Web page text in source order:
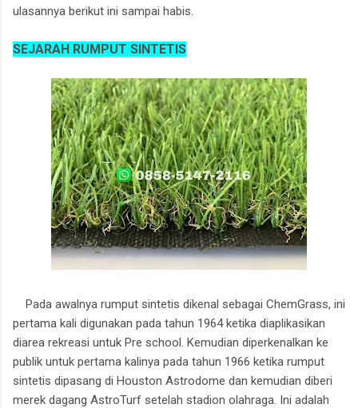
ulasannya berikut ini sampai habis.
SEJARAH RUMPUT SINTETIS
Pada awalnya rumput sintetis dikenal sebagai ChemGrass, ini
pertama kali digunakan pada tahun 1964 ketika diaplikasikan
diarea rekreasi untuk Pre school. Kemudian diperkenalkan ke
publik untuk pertama kalinya pada tahun 1966 ketika rumput
sintetis dipasang di Houston Astrodome dan kemudian diberi
merek dagang AstroTurf setelah stadion olahraga. Ini adalah